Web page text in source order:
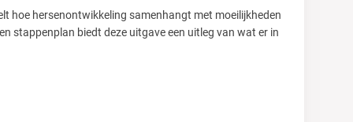
hoe hersenontwikkeling samenhangt met moeilijkheden
stappenplan biedt deze uitgave een uitleg van wat er in